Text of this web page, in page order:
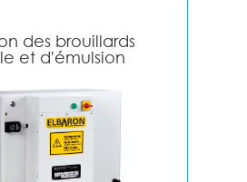
des brouillards
et d'émulsion